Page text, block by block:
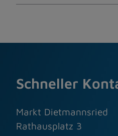
Schneller
Markt Dietmannsried
Rathausplatz 3